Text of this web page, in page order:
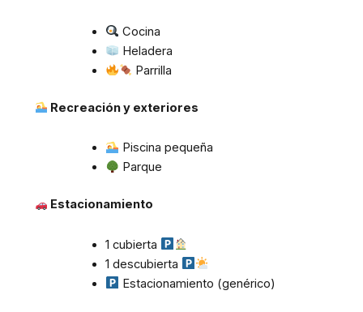
Cocina
Heladera
Parrilla
Recreación y exteriores
Piscina pequeña
Parque
Estacionamiento
1 cubierta
1 descubierta
Estacionamiento (genérico)